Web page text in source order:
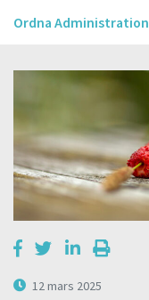
Ordna Administration
12 mars 2025